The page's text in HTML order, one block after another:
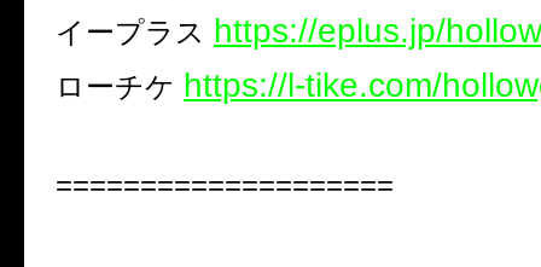
イープラス https://eplus.jp/
ローチケ https://l-tike.com/
====================